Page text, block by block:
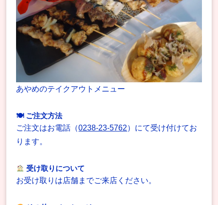
あやめのテイクアウトメニュー
🍽 ご注文方法
ご注文はお電話（0238-23-5762）にて受け付けてお
ります。
受け取りについて
お受け取りは店舗までご来店ください。